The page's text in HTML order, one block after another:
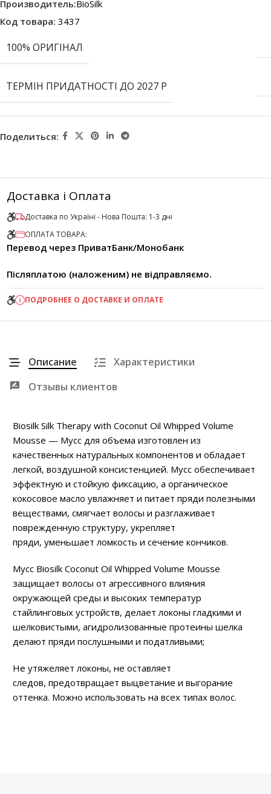
Производитель:BioSilk
Код товара: 3437
100% ОРИГІНАЛ
ТЕРМІН ПРИДАТНОСТІ ДО 2027 Р
Поделиться:
Доставка і Оплата
Доставка по Українї - Нова Пошта: 1-3 дні
ОПЛАТА ТОВАРА:
Перевод через ПриватБанк/Монобанк
Післяплатою (наложеним) не відправляємо.
ПОДРОБНЕЕ О ДОСТАВКЕ И ОПЛАТЕ
Описание
Характеристики
Отзывы клиентов
Biosilk Silk Therapy with Coconut Oil Whipped Volume
Mousse — Мусс для объема изготовлен из
качественных натуральных компонентов и обладает
легкой, воздушной консистенцией. Мусс обеспечивает
эффектную и стойкую фиксацию, а органическое
кокосовое масло увлажняет и питает пряди полезными
веществами, смягчает волосы и разглаживает
поврежденную структуру, укрепляет
пряди, уменьшает ломкость и сечение кончиков.
Мусс Biosilk Coconut Oil Whipped Volume Mousse
защищает волосы от агрессивного влияния
окружающей среды и высоких температур
стайлинговых устройств, делает локоны гладкими и
шелковистыми, агидролизованные протеины шелка
делают пряди послушными и податливыми;
Не утяжеляет локоны, не оставляет
следов, предотвращает выцветание и выгорание
оттенка. Можно использовать на всех типах волос.